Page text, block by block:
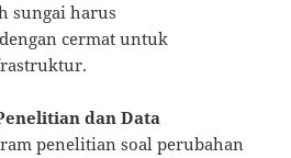
sungai harus
cermat untuk
dan Data
penelitian soal perubahan